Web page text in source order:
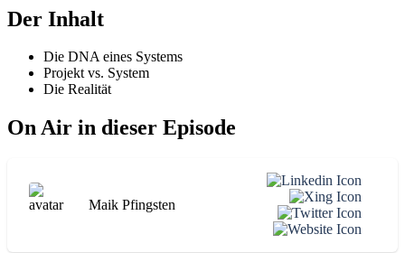
Der Inhalt
Die DNA eines Systems
Projekt vs. System
Die Realität
On Air in dieser Episode
Maik Pfingsten